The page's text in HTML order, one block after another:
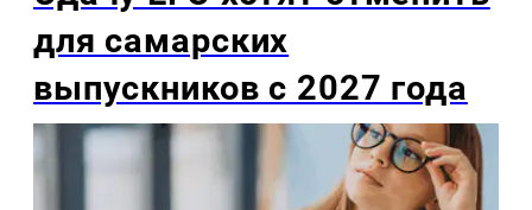
для самарских
выпускников с 2027 года